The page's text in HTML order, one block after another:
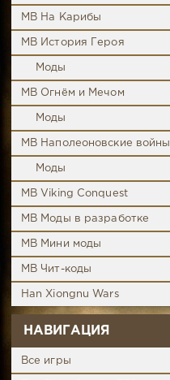
MB На Карибы
MB История Героя
Моды
MB Огнём и Мечом
Моды
MB Наполеоновские войны
Моды
MB Viking Conquest
MB Моды в разработке
MB Мини моды
MB Чит-коды
Han Xiongnu Wars
НАВИГАЦИЯ
Все игры